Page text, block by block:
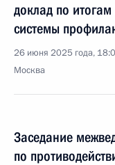
доклад по
системы
26 июня 2025 года,
Москва
Заседание
по